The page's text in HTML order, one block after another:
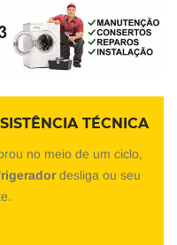
TÉCNICA
no meio de um ciclo,
desliga ou seu